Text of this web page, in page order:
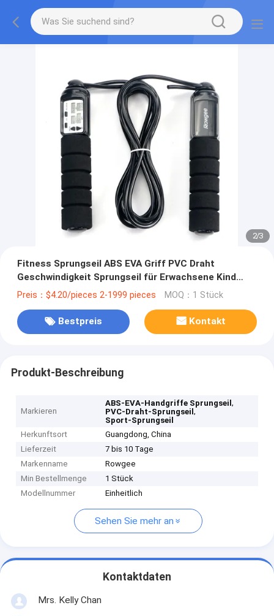
2/3
Fitness Sprungseil ABS EVA Griff PVC Draht
Geschwindigkeit Sprungseil für Erwachsene Kind
Sport
Preis：$4.20/pieces 2-1999 pieces MOQ：1 Stück
Bestpreis Kontakt
Produkt-Beschreibung
Markieren
ABS-EVA-Handgriffe Sprungseil,
PVC-Draht-Sprungseil,
Sport-Sprungseil
Herkunftsort
Guangdong, China
Lieferzeit
7 bis 10 Tage
Markenname
Rowgee
Min Bestellmenge
1 Stück
Modellnummer
Einheitlich
Sehen Sie mehr an
Kontaktdaten
Mrs. Kelly Chan